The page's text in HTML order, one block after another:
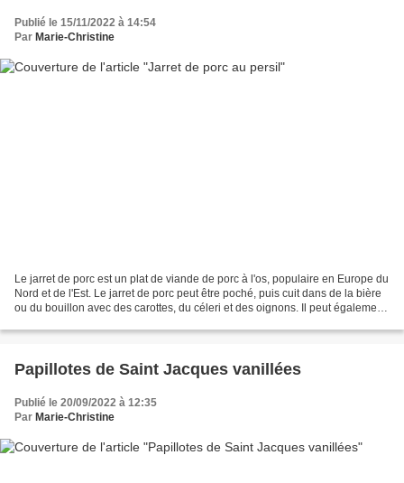
Publié le 15/11/2022 à 14:54
Par Marie-Christine
Le jarret de porc est un plat de viande de porc à l'os, populaire en Europe du
Nord et de l'Est. Le jarret de porc peut être poché, puis cuit dans de la bière
ou du bouillon avec des carottes, du céleri et des oignons. Il peut également
Papillotes de Saint Jacques vanillées
Publié le 20/09/2022 à 12:35
Par Marie-Christine